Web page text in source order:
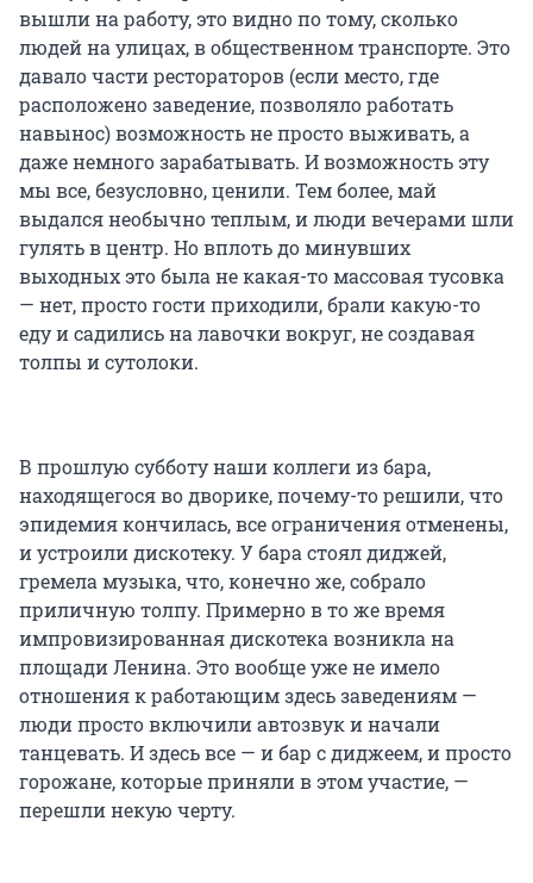
вышли на работу, это видно по тому, сколько
людей на улицах, в общественном транспорте. Это
давало части рестораторов (если место, где
расположено заведение, позволяло работать
навынос) возможность не просто выживать, а
даже немного зарабатывать. И возможность эту
мы все, безусловно, ценили. Тем более, май
выдался необычно теплым, и люди вечерами шли
гулять в центр. Но вплоть до минувших
выходных это была не какая-то массовая тусовка
— нет, просто гости приходили, брали какую-то
еду и садились на лавочки вокруг, не создавая
толпы и сутолоки.
В прошлую субботу наши коллеги из бара,
находящегося во дворике, почему-то решили, что
эпидемия кончилась, все ограничения отменены,
и устроили дискотеку. У бара стоял диджей,
гремела музыка, что, конечно же, собрало
приличную толпу. Примерно в то же время
импровизированная дискотека возникла на
площади Ленина. Это вообще уже не имело
отношения к работающим здесь заведениям —
люди просто включили автозвук и начали
танцевать. И здесь все — и бар с диджеем, и просто
горожане, которые приняли в этом участие, —
перешли некую черту.